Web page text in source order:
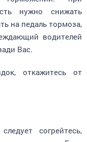
нужно снижать
на педаль тормоза,
водителей
Вас.
поешьте. Если